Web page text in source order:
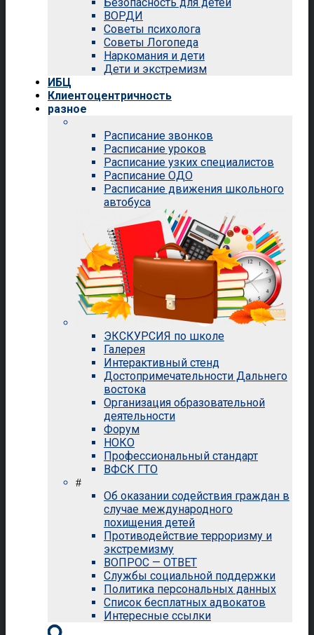
ВОРДИ
Советы психолога
Советы Логопеда
Наркомания и дети
Дети и экстремизм
ИБЦ
Клиентоцентричность
разное
Расписание звонков
Расписание уроков
Расписание узких специалистов
Расписание ОДО
Расписание движения школьного
автобуса
ЭКСКУРСИЯ по школе
Галерея
Интерактивный стенд
Достопримечательности Дальнего
востока
Организация образовательной
деятельности
Форум
НОКО
Профессиональный стандарт
ВФСК ГТО
#
Об оказании содействия граждан в
случае международного
похищения детей
Противодействие терроризму и
экстремизму
ВОПРОС — ОТВЕТ
Службы социальной поддержки
Политика персональных данных
Список бесплатных адвокатов
Интересные ссылки